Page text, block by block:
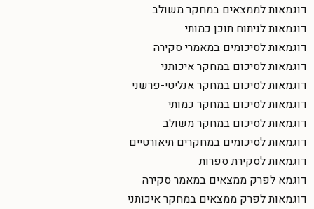
דוגמאות לממצאים במחקר משולב
דוגמאות לניתוח תוכן כמותי
דוגמאות לסיכומים במאמרי סקירה
דוגמאות לסיכום במחקר איכותני
דוגמאות לסיכום במחקר אנליטי-פרשני
דוגמאות לסיכום במחקר כמותי
דוגמאות לסיכום במחקר משולב
דוגמאות לסיכומים במחקרים תיאורטיים
דוגמאות לסקירת ספרות
דוגמא לפרק ממצאים במאמר סקירה
דוגמאות לפרק ממצאים במחקר איכותני